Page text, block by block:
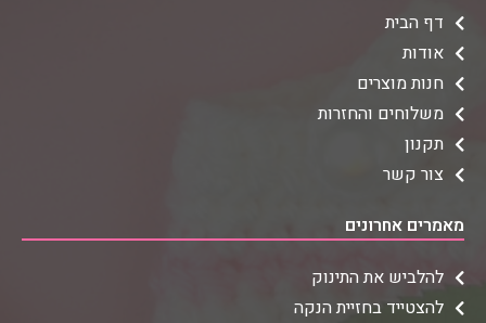
דף הבית
אודות
חנות מוצרים
משלוחים והחזרות
תקנון
צור קשר
מאמרים אחרונים
להלביש את התינוק
להצטייד בחזיית הנקה